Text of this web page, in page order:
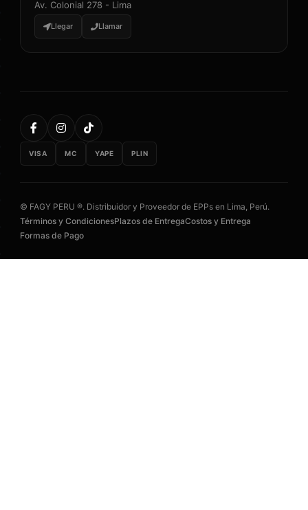
Av. Colonial 278 - Lima
Llegar Llamar
VISA MC YAPE PLIN
© FAGY PERU ®. Distribuidor y Proveedor de EPPs en Lima, Perú.
Términos y CondicionesPlazos de EntregaCostos y Entrega
Formas de Pago